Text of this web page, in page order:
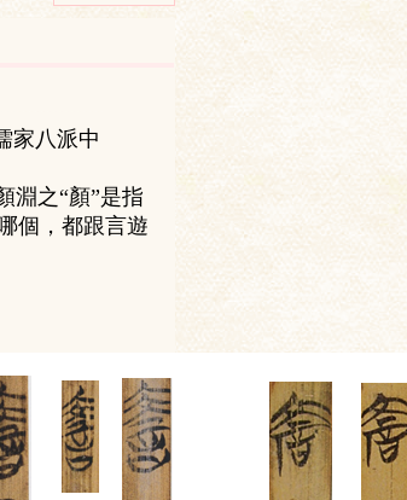
家八派中
淵之“顏”是指
個，都跟言遊